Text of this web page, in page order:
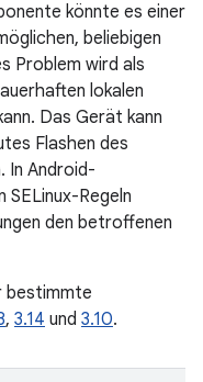
könnte es einer
beliebigen
Problem wird als
lokalen
Das Gerät kann
Flashen des
In Android-
SELinux-Regeln
den betroffenen
bestimmte
, 3.14 und 3.10.